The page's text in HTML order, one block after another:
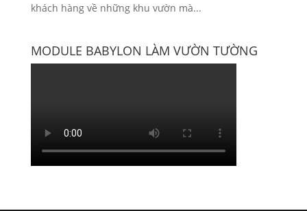
khách hàng về những khu vườn mà...
MODULE BABYLON LÀM VƯỜN TƯỜNG